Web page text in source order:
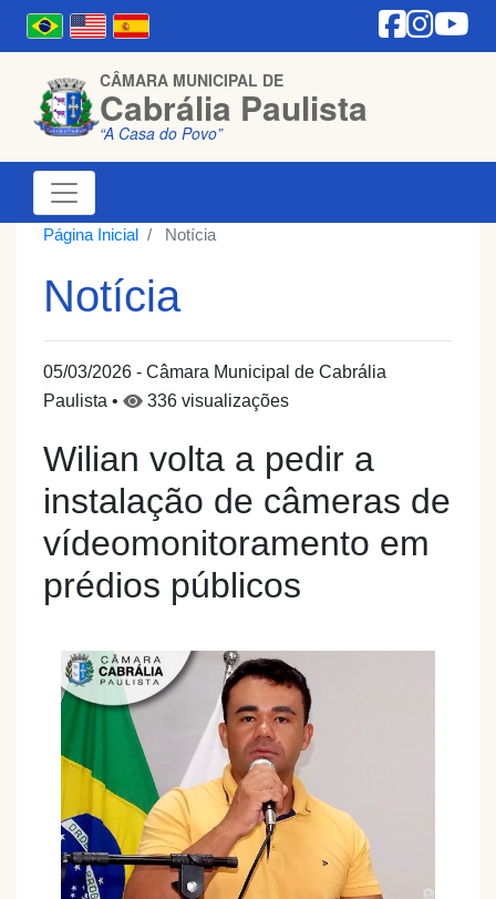
CÂMARA MUNICIPAL DE
Cabrália Paulista
“A Casa do Povo”
Página Inicial Notícia
Notícia
05/03/2026 - Câmara Municipal de Cabrália
Paulista •
336 visualizações
Wilian volta a pedir a
instalação de câmeras de
vídeomonitoramento em
prédios públicos